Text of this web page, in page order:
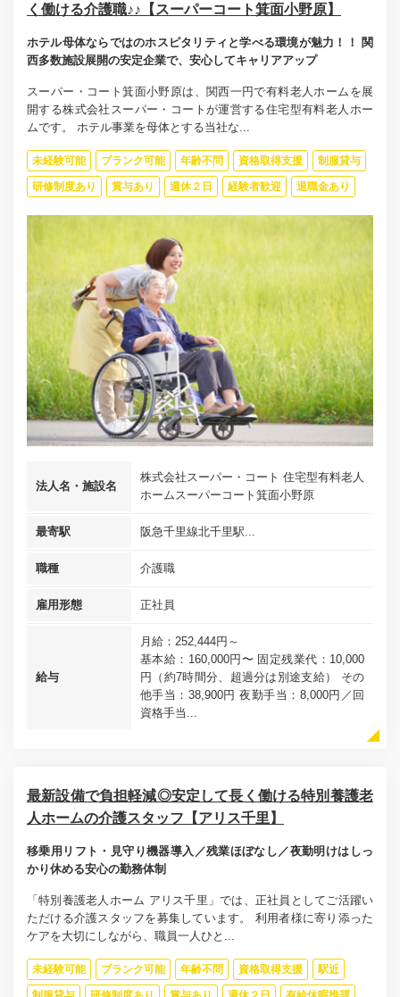
く働ける介護職♪♪【スーパーコート箕面小野原】
ホテル母体ならではのホスピタリティと学べる環境が魅力！！ 関
西多数施設展開の安定企業で、安心してキャリアアップ
スーパー・コート箕面小野原は、関西一円で有料老人ホームを展
開する株式会社スーパー・コートが運営する住宅型有料老人ホー
ムです。 ホテル事業を母体とする当社な...
未経験可能 ブランク可能 年齢不問 資格取得支援 制服貸与
研修制度あり 賞与あり 週休２日 経験者歓迎 退職金あり
法人名・施設名
株式会社スーパー・コート 住宅型有料老人
ホームスーパーコート箕面小野原
最寄駅 阪急千里線北千里駅...
職種 介護職
雇用形態 正社員
給与
月給：252,444円～
基本給：160,000円〜 固定残業代：10,000
円（約7時間分、超過分は別途支給） その
他手当：38,900円 夜勤手当：8,000円／回
資格手当...
最新設備で負担軽減◎安定して長く働ける特別養護老
人ホームの介護スタッフ【アリス千里】
移乗用リフト・見守り機器導入／残業ほぼなし／夜勤明けはしっ
かり休める安心の勤務体制
「特別養護老人ホーム アリス千里」では、正社員としてご活躍い
ただける介護スタッフを募集しています。 利用者様に寄り添った
ケアを大切にしながら、職員一人ひと...
未経験可能 ブランク可能 年齢不問 資格取得支援 駅近